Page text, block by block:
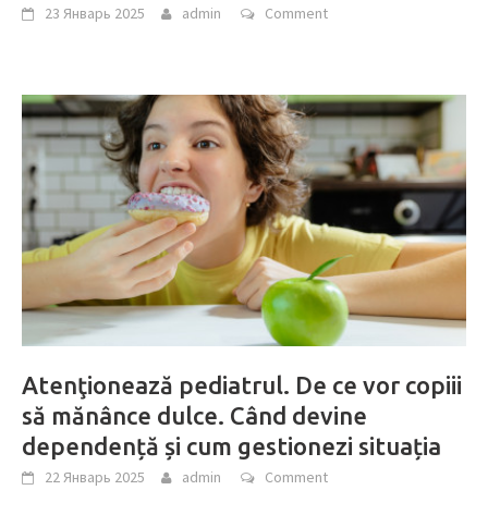
23 Январь 2025 admin Comment
Atenţionează pediatrul. De ce vor copiii
să mănânce dulce. Când devine
dependență și cum gestionezi situația
22 Январь 2025 admin Comment